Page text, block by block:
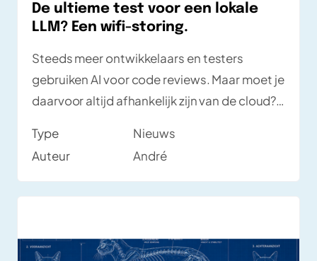
De ultieme test voor een lokale
LLM? Een wifi-storing.
Steeds meer ontwikkelaars en testers
gebruiken AI voor code reviews. Maar moet je
daarvoor altijd afhankelijk zijn van de cloud?
bouwden André, Bas en Hidde een lokale AI
code reviewer met Ollama en het Qwen2.5-
Coder model. Een onverwachte wifi-storing
je hoe de tool is opgebouwd, welke inzichten
Type
Nieuws
Auteur
André